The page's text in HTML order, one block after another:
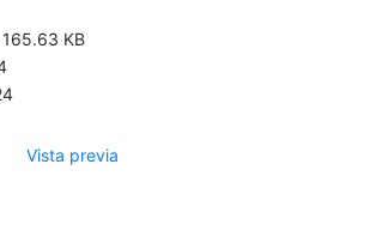
KB
Vista previa